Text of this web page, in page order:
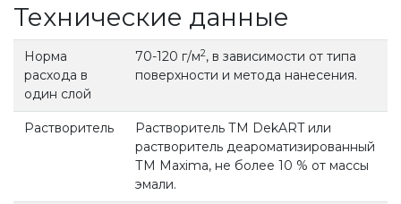
Технические данные
Норма
расхода в
один слой
70-120 г/м2, в зависимости от типа
поверхности и метода нанесения.
Растворитель
Растворитель ТМ DekART или
растворитель деароматизированный
ТМ Maxima, не более 10 % от массы
эмали.